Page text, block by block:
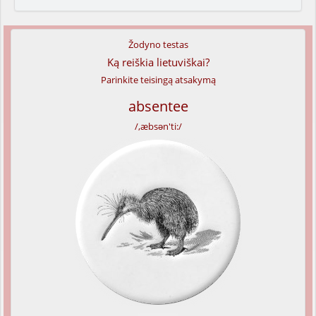
Žodyno testas
Ką reiškia lietuviškai?
Parinkite teisingą atsakymą
absentee
/,æbsən'ti:/